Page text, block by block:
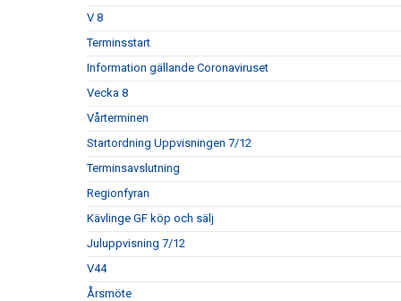
V 8
Terminsstart
Information gällande Coronaviruset
Vecka 8
Vårterminen
Startordning Uppvisningen 7/12
Terminsavslutning
Regionfyran
Kävlinge GF köp och sälj
Juluppvisning 7/12
V44
Årsmöte